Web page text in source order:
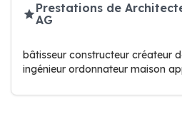
Prestations de
AG
bâtisseur constructeur créateur
ingénieur ordonnateur maison